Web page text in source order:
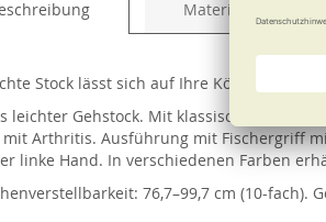
Material und Pflege
Stock lässt sich auf Ihre Körpergröße
leichter Gehstock. Mit klassischem,
mit Arthritis. Ausführung mit Fischergriff
linke Hand. In verschiedenen Farben
76,7–99,7 cm (10-fach).